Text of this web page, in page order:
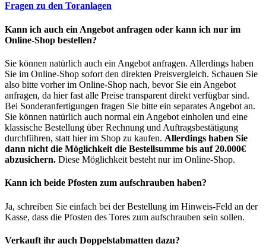
Fragen zu den Toranlagen
Kann ich auch ein Angebot anfragen oder kann ich nur im
Online-Shop bestellen?
Sie können natürlich auch ein Angebot anfragen. Allerdings haben
Sie im Online-Shop sofort den direkten Preisvergleich. Schauen Sie
also bitte vorher im Online-Shop nach, bevor Sie ein Angebot
anfragen, da hier fast alle Preise transparent direkt verfügbar sind.
Bei Sonderanfertigungen fragen Sie bitte ein separates Angebot an.
Sie können natürlich auch normal ein Angebot einholen und eine
klassische Bestellung über Rechnung und Auftragsbestätigung
durchführen, statt hier im Shop zu kaufen. Allerdings haben Sie
dann nicht die Möglichkeit die Bestellsumme bis auf 20.000€
abzusichern. Diese Möglichkeit besteht nur im Online-Shop.
Kann ich beide Pfosten zum aufschrauben haben?
Ja, schreiben Sie einfach bei der Bestellung im Hinweis-Feld an der
Kasse, dass die Pfosten des Tores zum aufschrauben sein sollen.
Verkauft ihr auch Doppelstabmatten dazu?